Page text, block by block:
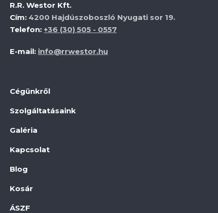
R.R. Westor Kft.
Cím: 4200 Hajdúszoboszló Nyugati sor 19.
Telefon: +36 (30) 505 - 0557
E-mail: info@rrwestor.hu
Cégünkről
Szolgáltatásaink
Galéria
Kapcsolat
Blog
Kosár
ÁSZF